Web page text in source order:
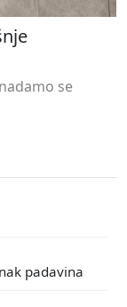
se
padavina